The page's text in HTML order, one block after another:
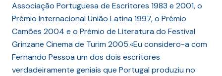
Associação Portuguesa de Escritores 1983 e 2001, o
Prémio Internacional União Latina 1997, o Prémio
Camões 2004 e o Prémio de Literatura do Festival
Grinzane Cinema de Turim 2005.«Eu considero-a com
Fernando Pessoa um dos dois escritores
verdadeiramente geniais que Portugal produziu no